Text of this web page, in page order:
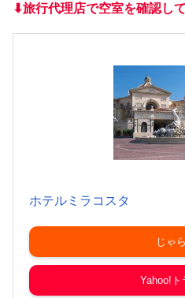
⬇︎旅行代理店で空室を確認し
ホテルミラコスタ
じゃ
Yahoo!ト